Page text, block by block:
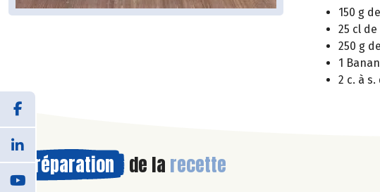
150 g
25 cl
250 g
1
2 c. à
Préparation de la recette